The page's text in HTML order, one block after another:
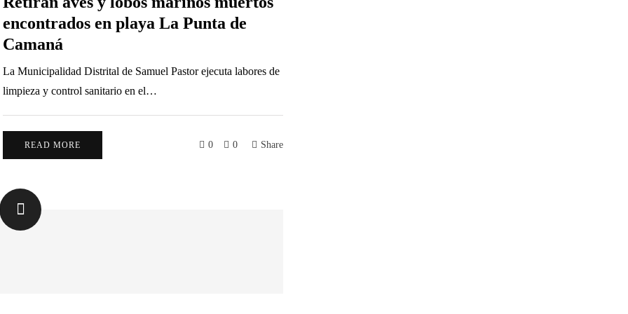
encontrados en playa La Punta de
Camaná
La Municipalidad Distrital de Samuel Pastor ejecuta labores de
limpieza y control sanitario en el…
READ MORE 0 0 Share